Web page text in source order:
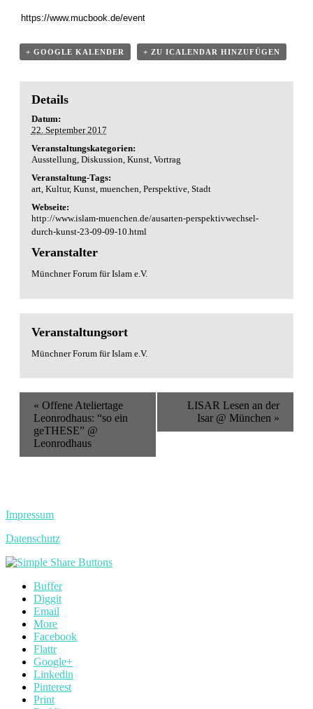
+ GOOGLE KALENDER + ZU ICALENDAR HINZUFÜGEN
Details
Datum:
22. September 2017
Veranstaltungskategorien:
Ausstellung, Diskussion, Kunst, Vortrag
Veranstaltung-Tags:
art, Kultur, Kunst, muenchen, Perspektive, Stadt
Webseite:
http://www.islam-muenchen.de/ausarten-perspektivwechsel-
durch-kunst-23-09-09-10.html
Veranstalter
Münchner Forum für Islam e.V.
Veranstaltungsort
Münchner Forum für Islam e.V.
Veranstaltung
Navigation
« Offene Ateliertage
Leonrodhaus: “so ein
geTHESE” @
Leonrodhaus
LISAR Lesen an der
Isar @ München »
Impressum
Datenschutz
Buffer
Diggit
Email
More
Facebook
Flattr
Google+
Linkedin
Pinterest
Print